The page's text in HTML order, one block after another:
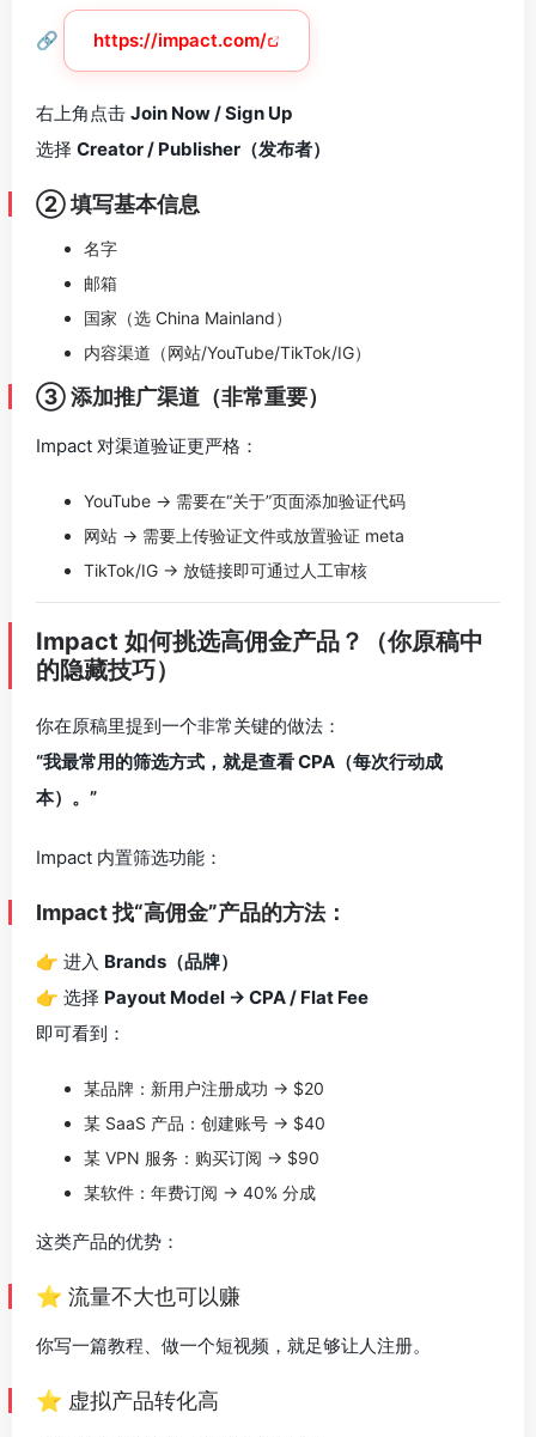
🔗 https://impact.com/
右上角点击 Join Now / Sign Up
选择 Creator / Publisher（发布者）
② 填写基本信息
名字
邮箱
国家（选 China Mainland）
内容渠道（网站/YouTube/TikTok/IG）
③ 添加推广渠道（非常重要）
Impact 对渠道验证更严格：
YouTube → 需要在“关于”页面添加验证代码
网站 → 需要上传验证文件或放置验证 meta
TikTok/IG → 放链接即可通过人工审核
Impact 如何挑选高佣金产品？（你原稿中
的隐藏技巧）
你在原稿里提到一个非常关键的做法：
“我最常用的筛选方式，就是查看 CPA（每次行动成
本）。”
Impact 内置筛选功能：
Impact 找“高佣金”产品的方法：
👉 进入 Brands（品牌）
👉 选择 Payout Model → CPA / Flat Fee
即可看到：
某品牌：新用户注册成功 → $20
某 SaaS 产品：创建账号 → $40
某 VPN 服务：购买订阅 → $90
某软件：年费订阅 → 40% 分成
这类产品的优势：
⭐ 流量不大也可以赚
你写一篇教程、做一个短视频，就足够让人注册。
⭐ 虚拟产品转化高